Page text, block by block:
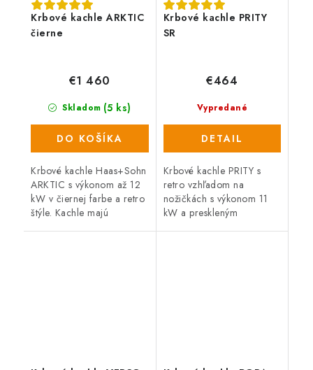
Krbové kachle ARKTIC
čierne
Skladom (5 ks)
€1 460
DO KOŠÍKA
Krbové kachle Haas+Sohn
ARKTIC s výkonom až 12
kW v čiernej farbe a retro
štýle. Kachle majú
Krbové kachle PRITY
SR
Vypredané
€464
DETAIL
Krbové kachle PRITY s
retro vzhľadom na
nožičkách s výkonom 11
kW a preskleným